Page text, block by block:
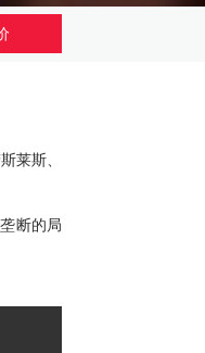
莱斯、
断的局